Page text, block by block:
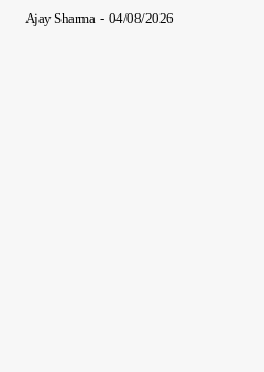
Ajay Sharma - 04/08/2026